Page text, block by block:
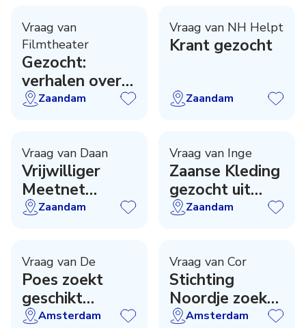
Vraag van
Filmtheater
Gezocht:
verhalen over
40 jaar De
Zaandam
Vraag van NH Helpt
Krant gezocht
Zaandam
Vraag van Daan
Vrijwilliger
Meetnet
Biodiversiteit
Zaandam
Vraag van Inge
Zaanse Kleding
gezocht uit
1750-1830
Zaandam
Vraag van De
Poes zoekt
geschikt
liefdevol thuis
Amsterdam
Vraag van Cor
Stichting
Noordje zoekt
opvolger
Amsterdam